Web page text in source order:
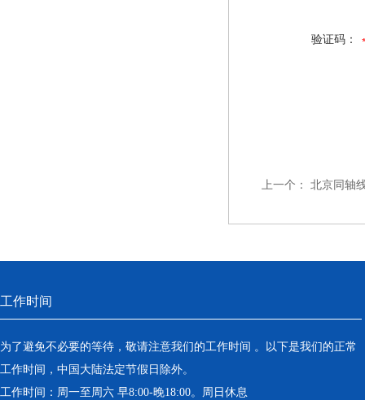
验证码：
上一个： 北京同轴
工作时间
为了避免不必要的等待，敬请注意我们的工作时间 。以下是我们的正常
工作时间，中国大陆法定节假日除外。
工作时间：周一至周六 早8:00-晚18:00。周日休息